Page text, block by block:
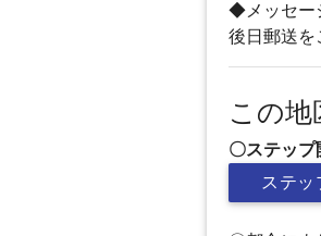
◆メッセー
後日郵送を
この地
〇ステップ
ステッ